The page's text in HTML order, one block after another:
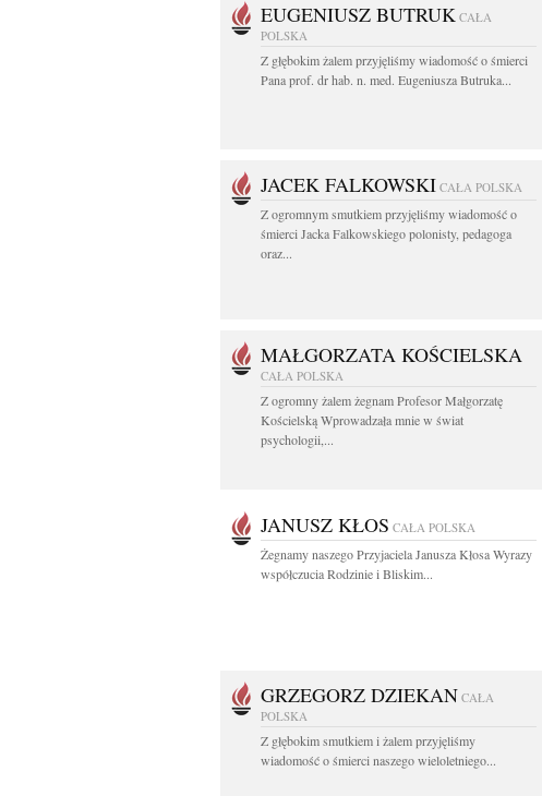
EUGENIUSZ BUTRUK CAŁA
POLSKA
Z głębokim żalem przyjęliśmy wiadomość o śmierci
Pana prof. dr hab. n. med. Eugeniusza Butruka...
JACEK FALKOWSKI CAŁA POLSKA
Z ogromnym smutkiem przyjęliśmy wiadomość o
śmierci Jacka Falkowskiego polonisty, pedagoga
oraz...
MAŁGORZATA KOŚCIELSKA
CAŁA POLSKA
Z ogromny żalem żegnam Profesor Małgorzatę
Kościelską Wprowadzała mnie w świat
psychologii,...
JANUSZ KŁOS CAŁA POLSKA
Żegnamy naszego Przyjaciela Janusza Kłosa Wyrazy
współczucia Rodzinie i Bliskim...
GRZEGORZ DZIEKAN CAŁA
POLSKA
Z głębokim smutkiem i żalem przyjęliśmy
wiadomość o śmierci naszego wieloletniego...